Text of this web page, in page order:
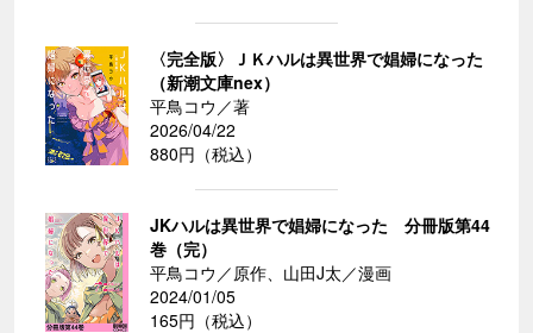
〈完全版〉ＪＫハルは異世界で娼婦になった
（新潮文庫nex）
平鳥コウ／著
2026/04/22
880円（税込）
JKハルは異世界で娼婦になった 分冊版第44
巻（完）
平鳥コウ／原作、山田J太／漫画
2024/01/05
165円（税込）